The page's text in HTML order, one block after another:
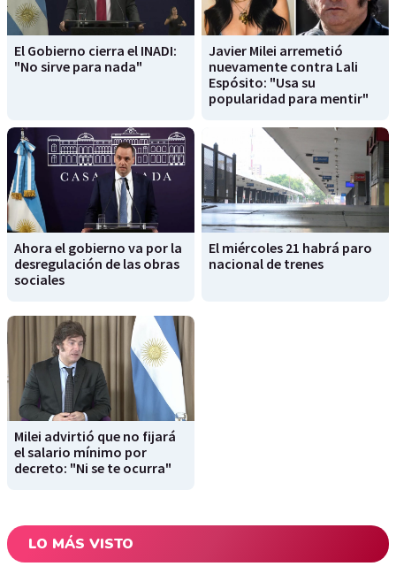
El Gobierno cierra el INADI:
"No sirve para nada"
Javier Milei arremetió
nuevamente contra Lali
Espósito: "Usa su
popularidad para mentir"
Ahora el gobierno va por la
desregulación de las obras
sociales
El miércoles 21 habrá paro
nacional de trenes
Milei advirtió que no fijará
el salario mínimo por
decreto: "Ni se te ocurra"
LO MÁS VISTO